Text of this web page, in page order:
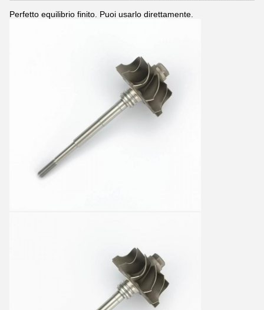
Perfetto equilibrio finito. Puoi usarlo direttamente.